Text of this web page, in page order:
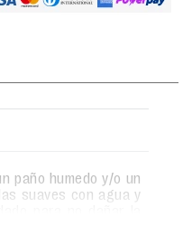
paño humedo y/o un
suaves con agua y